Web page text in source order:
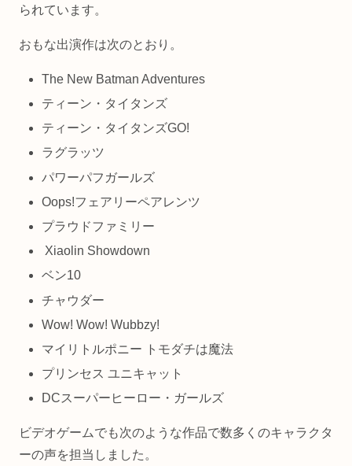
られています。
おもな出演作は次のとおり。
The New Batman Adventures
ティーン・タイタンズ
ティーン・タイタンズGO!
ラグラッツ
パワーパフガールズ
Oops!フェアリーペアレンツ
プラウドファミリー
Xiaolin Showdown
ベン10
チャウダー
Wow! Wow! Wubbzy!
マイリトルポニー トモダチは魔法
プリンセス ユニキャット
DCスーパーヒーロー・ガールズ
ビデオゲームでも次のような作品で数多くのキャラクタ
ーの声を担当しました。